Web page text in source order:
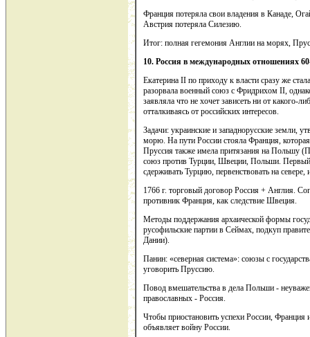
Франция потеряла свои владения в Канаде,
Австрия потеряла Силезию.
Итог: полная гегемония Англии на морях,
10. Россия в международных отношениях 60-
Екатерина II по приходу к власти сразу же
разорвала военный союз с Фридрихом II,
заявляла что не хочет зависеть ни от какого-
отталкиваясь от российских интересов.
Задачи: украинские и западнорусские земли,
морю. На пути России стояла Франция,
Пруссия также имела притязания на Польшу
союз против Турции, Швеции, Польши.
сдерживать Турцию, первенствовать на севере,
1766 г. торговый договор Россия + Англия.
противник Франция, как следствие Швеция.
Методы поддержания архаической формы
русофильские партии в Сеймах, подкуп
Дании).
Панин: «северная система»: союзы с
уговорить Пруссию.
Повод вмешательства в дела Польши -
православных - Россия.
Чтобы приостановить успехи России,
объявляет войну России.